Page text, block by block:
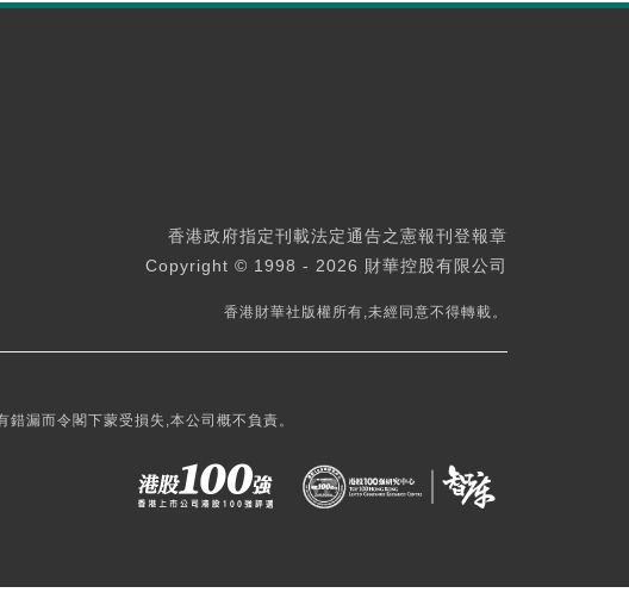
香港政府指定刊載法定通告之憲報刊登報章
Copyright © 1998 - 2026 財華控股有限公司
香港財華社版權所有,未經同意不得轉載。
漏而令閣下蒙受損失,本公司概不負責。